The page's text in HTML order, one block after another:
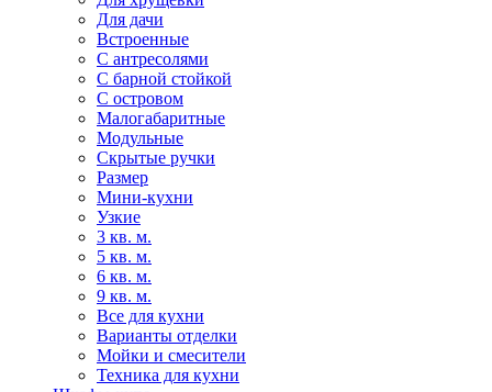
Для дачи
Встроенные
С антресолями
С барной стойкой
С островом
Малогабаритные
Модульные
Скрытые ручки
Размер
Мини-кухни
Узкие
3 кв. м.
5 кв. м.
6 кв. м.
9 кв. м.
Все для кухни
Варианты отделки
Мойки и смесители
Техника для кухни